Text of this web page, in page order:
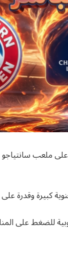
على ملعب
كبيرة وقدرة على
للضغط على